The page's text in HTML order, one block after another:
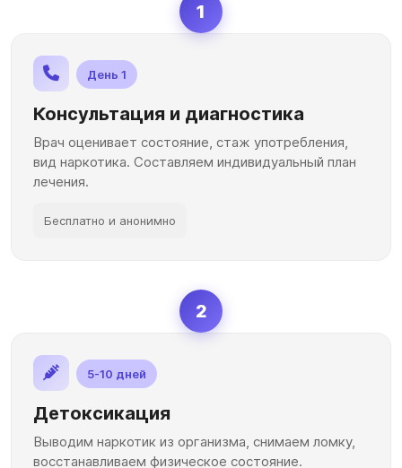
1
День 1
Консультация и диагностика
Врач оценивает состояние, стаж употребления,
вид наркотика. Составляем индивидуальный план
лечения.
Бесплатно и анонимно
2
5-10 дней
Детоксикация
Выводим наркотик из организма, снимаем ломку,
восстанавливаем физическое состояние.